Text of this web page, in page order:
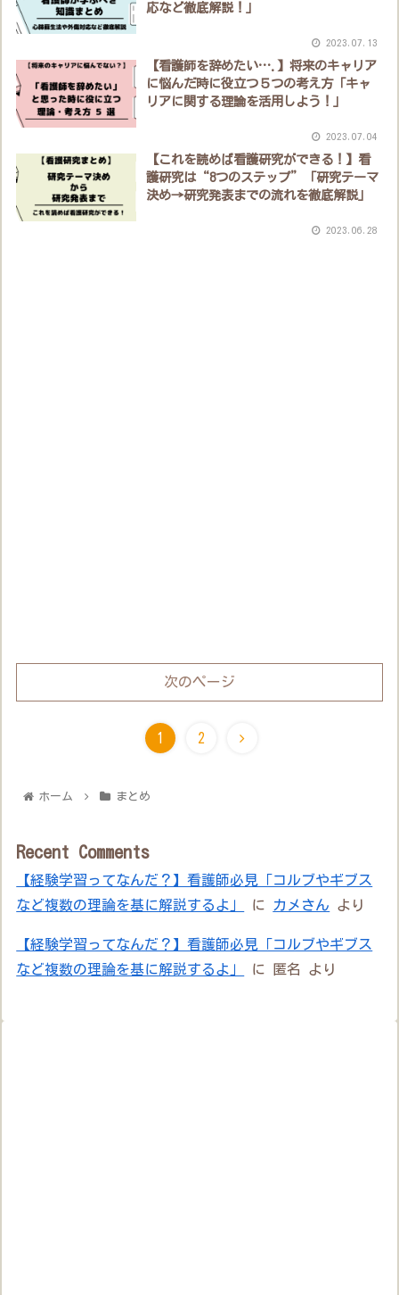
応など徹底解説！」
2023.07.13
【看護師を辞めたい….】将来のキャリア
に悩んだ時に役立つ５つの考え方「キャ
リアに関する理論を活用しよう！」
2023.07.04
【これを読めば看護研究ができる！】看
護研究は“8つのステップ”「研究テーマ
決め→研究発表までの流れを徹底解説」
2023.06.28
次のページ
1 2
ホーム まとめ
Recent Comments
【経験学習ってなんだ？】看護師必見「コルブやギブス
など複数の理論を基に解説するよ」
に カメさん より
【経験学習ってなんだ？】看護師必見「コルブやギブス
など複数の理論を基に解説するよ」
に 匿名 より